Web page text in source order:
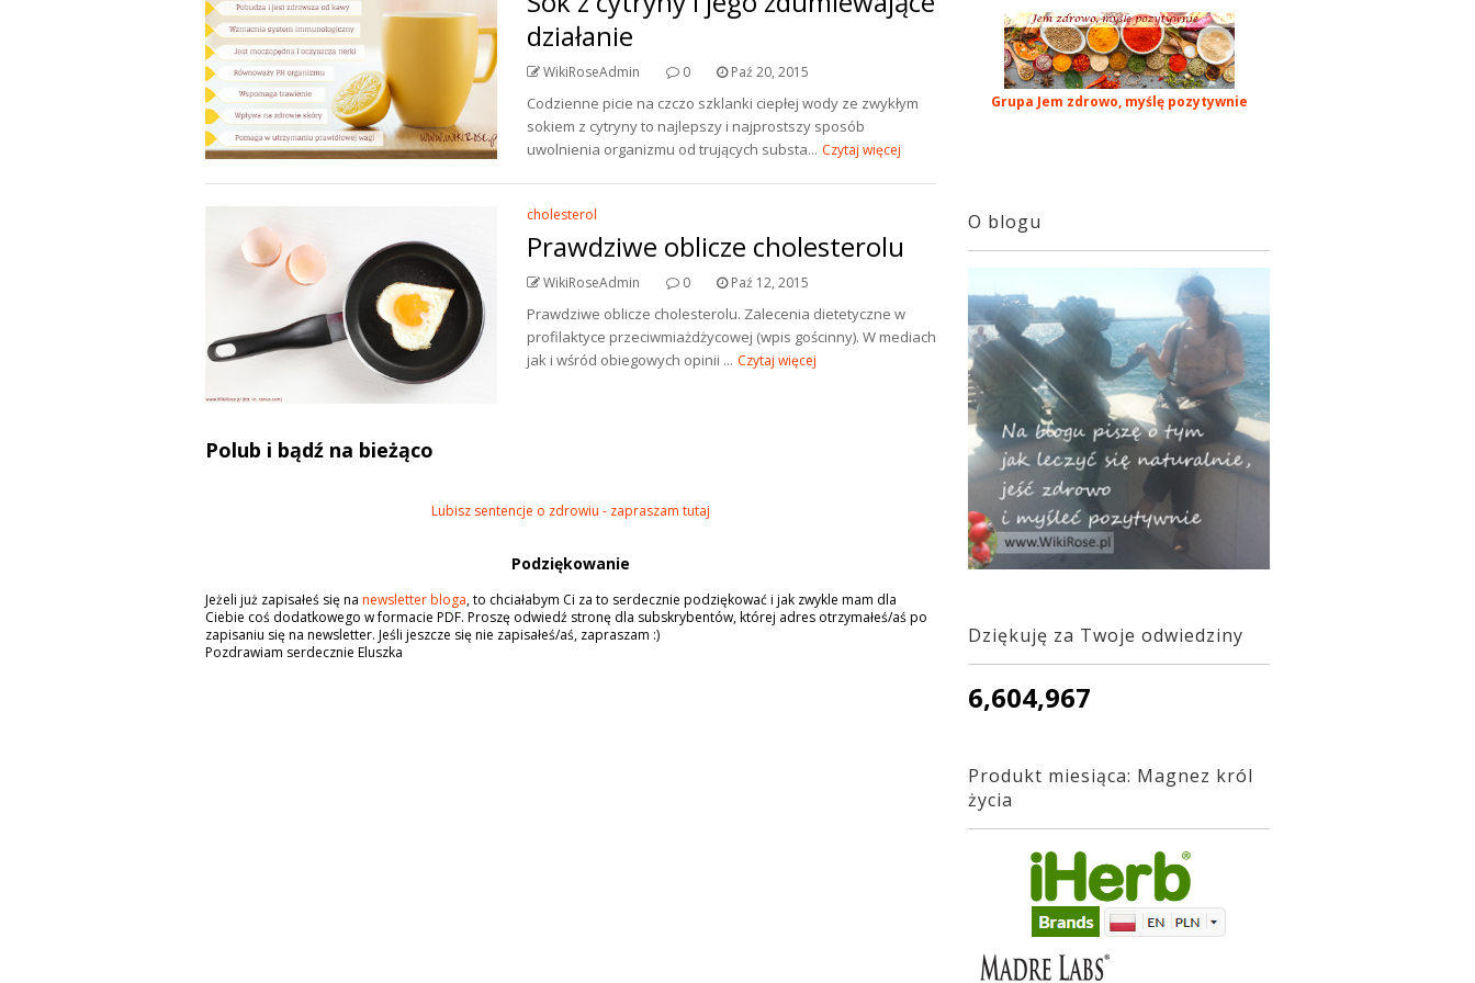
działanie
WikiRoseAdmin 0 Paź 20, 2015
Codzienne picie na czczo szklanki ciepłej wody ze zwykłym
sokiem z cytryny to najlepszy i najprostszy sposób
uwolnienia organizmu od trujących substa... Czytaj więcej
cholesterol
Prawdziwe oblicze cholesterolu
WikiRoseAdmin 0 Paź 12, 2015
Prawdziwe oblicze cholesterolu. Zalecenia dietetyczne w
profilaktyce przeciwmiażdżycowej (wpis gościnny). W mediach
jak i wśród obiegowych opinii ... Czytaj więcej
Polub i bądź na bieżąco
Lubisz sentencje o zdrowiu - zapraszam tutaj
Podziękowanie
Jeżeli już zapisałeś się na newsletter bloga, to chciałabym Ci za to serdecznie podziękować i jak zwykle mam dla
Ciebie coś dodatkowego w formacie PDF. Proszę odwiedź stronę dla subskrybentów, której adres otrzymałeś/aś po
zapisaniu się na newsletter. Jeśli jeszcze się nie zapisałeś/aś, zapraszam :)
Pozdrawiam serdecznie Eluszka
Grupa Jem zdrowo, myślę pozytywnie
O blogu
Dziękuję za Twoje odwiedziny
6,604,967
Produkt miesiąca: Magnez król
życia